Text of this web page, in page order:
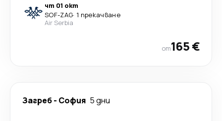
чт 01 окт
SOF-ZAG· 1 прекачване
Air Serbia
от165 €
Загреб- София 5 дни